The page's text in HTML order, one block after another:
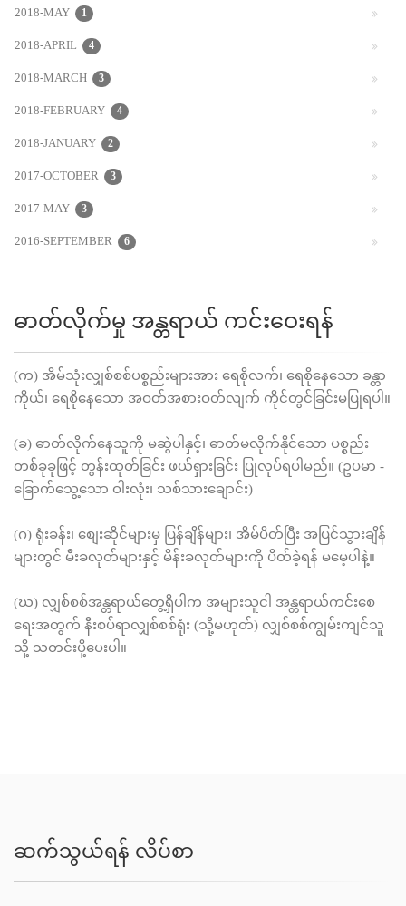
2018-MAY 1
2018-APRIL 4
2018-MARCH 3
2018-FEBRUARY 4
2018-JANUARY 2
2017-OCTOBER 3
2017-MAY 3
2016-SEPTEMBER 6
ဓာတ်လိုက်မှု အန္တရာယ် ကင်းဝေးရန်
(က) အိမ်သုံးလျှစ်စစ်ပစ္စည်းများအား ရေစိုလက်၊ ရေစိုနေသော ခန္တာ
ကိုယ်၊ ရေစိုနေသော အဝတ်အစားဝတ်လျက် ကိုင်တွင်ခြင်းမပြုရပါ။
(ခ) ဓာတ်လိုက်နေသူကို မဆွဲပါနှင့်၊ ဓာတ်မလိုက်နိုင်သော ပစ္စည်း
တစ်ခုခုဖြင့် တွန်းထုတ်ခြင်း ဖယ်ရှားခြင်း ပြုလုပ်ရပါမည်။ (ဥပမာ -
ခြောက်သွေ့သော ဝါးလုံး၊ သစ်သားချောင်း)
(ဂ) ရုံးခန်း၊ စျေးဆိုင်များမှ ပြန်ချိန်များ၊ အိမ်ပိတ်ပြီး အပြင်သွားချိန်
များတွင် မီးခလုတ်များနှင့် မိန်းခလုတ်များကို ပိတ်ခဲ့ရန် မမေ့ပါနဲ့။
(ဃ) လျှစ်စစ်အန္တရာယ်တွေ့ရှိပါက အများသူငါ အန္တရာယ်ကင်းစေ
ရေးအတွက် နီးစပ်ရာလျှစ်စစ်ရုံး (သို့မဟုတ်) လျှစ်စစ်ကျွမ်းကျင်သူ
သို့ သတင်းပို့ပေးပါ။
ဆက်သွယ်ရန် လိပ်စာ